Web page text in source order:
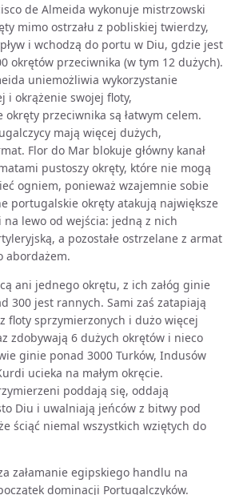
de Almeida wykonuje mistrzowski
mimo ostrzału z pobliskiej twierdzy,
i wchodzą do portu w Diu, gdzie jest
okrętów przeciwnika (w tym 12 dużych).
uniemożliwia wykorzystanie
i okrążenie swojej floty,
przeciwnika są łatwym celem.
mają więcej dużych,
Flor do Mar blokuje główny kanał
pustoszy okręty, które nie mogą
ogniem, ponieważ wzajemnie sobie
portugalskie okręty atakują największe
lewo od wejścia: jedną z nich
a pozostałe ostrzelane z armat
abordażem.
ani jednego okrętu, z ich załóg ginie
300 jest rannych. Sami zaś zatapiają
floty sprzymierzonych i dużo więcej
zdobywają 6 dużych okrętów i nieco
ginie ponad 3000 Turków, Indusów
ucieka na małym okręcie.
poddają się, oddają
Diu i uwalniają jeńców z bitwy pod
ściąć niemal wszystkich wziętych do
załamanie egipskiego handlu na
dominacji Portugalczyków.